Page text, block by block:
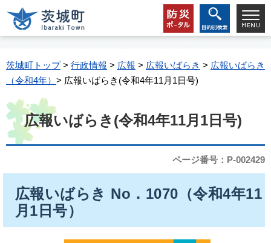
茨城町トップ> 行政情報 > 広報 > 広報いばらき > 広報いばらき
（令和4年） > 広報いばらき(令和4年11月1日号)
広報いばらき(令和4年11月1日号)
ページ番号：P-002429
広報いばらき No．1070（令和4年11
月1日号）